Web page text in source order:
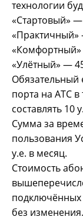
технологии
«Стартовый» —
«Практичный»
«Комфортный»
«Улётный» —
Обязательный
порта на АТС
составлять 10
Сумма за
пользования
у.е. в месяц.
Стоимость
подключённых
без изменения.